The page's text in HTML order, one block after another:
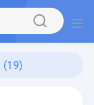
(19)